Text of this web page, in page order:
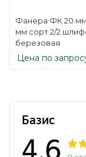
Фанера ФК 20 мм
мм сорт 2/2
березовая
Цена по